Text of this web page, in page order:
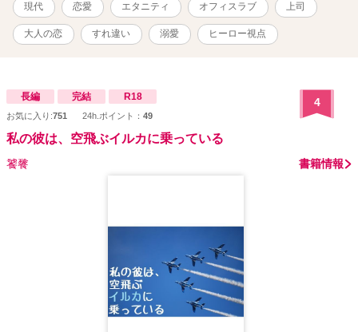
現代 恋愛 エタニティ オフィスラブ 上司
大人の恋 すれ違い 溺愛 ヒーロー視点
長編 完結 R18
お気に入り:751 24h.ポイント： 49
4
私の彼は、空飛ぶイルカに乗っている
饕餮 書籍情報